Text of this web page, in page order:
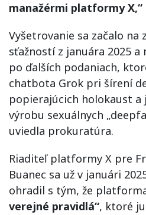
manažérmi platformy X,“
Vyšetrovanie sa začalo na
sťažností z januára 2025
po ďalších podaniach,
chatbota Grok pri šírení
popierajúcich holokaust a
výrobu sexuálnych
uviedla prokuratúra.
Riaditeľ platformy X pre
Buanec sa už v januári
ohradil s tým, že
verejné pravidlá“, ktoré